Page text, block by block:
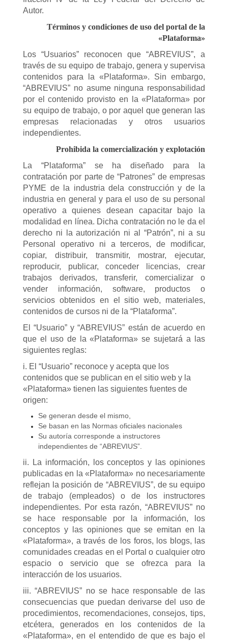
Autor.
Términos y condiciones de uso del portal de la
«Plataforma»
Los “Usuarios” reconocen que “ABREVIUS”, a
través de su equipo de trabajo, genera y supervisa
contenidos para la «Plataforma». Sin embargo,
“ABREVIUS” no asume ninguna responsabilidad
por el contenido provisto en la «Plataforma» por
su equipo de trabajo, o por aquel que generan las
empresas relacionadas y otros usuarios
independientes.
Prohibida la comercialización y explotación
La “Plataforma” se ha diseñado para la
contratación por parte de “Patrones” de empresas
PYME de la industria dela construcción y de la
industria en general y para el uso de su personal
operativo a quienes desean capacitar bajo la
modalidad en línea. Dicha contratación no le da el
derecho ni la autorización ni al “Patrón”, ni a su
Personal operativo ni a terceros, de modificar,
copiar, distribuir, transmitir, mostrar, ejecutar,
reproducir, publicar, conceder licencias, crear
trabajos derivados, transferir, comercializar o
vender información, software, productos o
servicios obtenidos en el sitio web, materiales,
contenidos de cursos ni de la “Plataforma”.
El “Usuario” y “ABREVIUS” están de acuerdo en
que el uso de la «Plataforma» se sujetará a las
siguientes reglas:
i. El “Usuario” reconoce y acepta que los
contenidos que se publican en el sitio web y la
«Plataforma» tienen las siguientes fuentes de
origen:
Se generan desde el mismo,
Se basan en las Normas oficiales nacionales
Su autoría corresponde a instructores
independientes de “ABREVIUS”.
ii. La información, los conceptos y las opiniones
publicadas en la «Plataforma» no necesariamente
reflejan la posición de “ABREVIUS”, de su equipo
de trabajo (empleados) o de los instructores
independientes. Por esta razón, “ABREVIUS” no
se hace responsable por la información, los
conceptos y las opiniones que se emitan en la
«Plataforma», a través de los foros, los blogs, las
comunidades creadas en el Portal o cualquier otro
espacio o servicio que se ofrezca para la
interacción de los usuarios.
iii. “ABREVIUS” no se hace responsable de las
consecuencias que puedan derivarse del uso de
procedimientos, recomendaciones, consejos, tips,
etcétera, generados en los contenidos de la
«Plataforma», en el entendido de que es bajo el